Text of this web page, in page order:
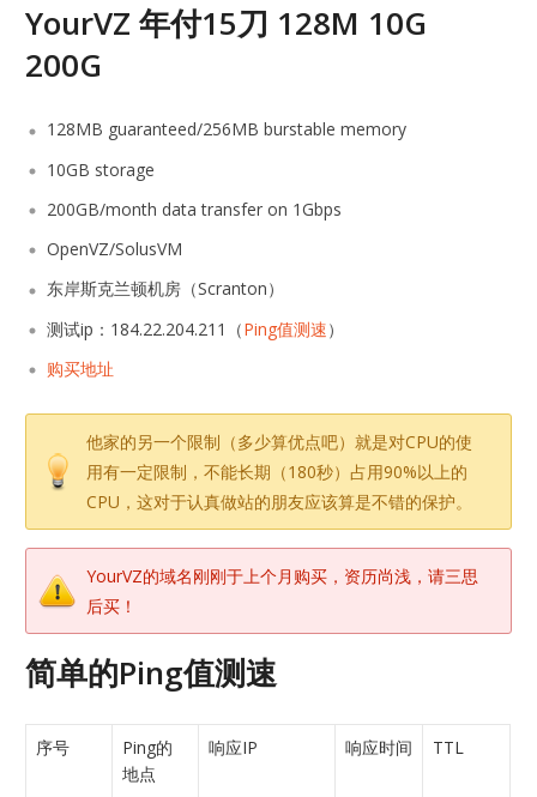
YourVZ 年付15刀 128M 10G
200G
128MB guaranteed/256MB burstable memory
10GB storage
200GB/month data transfer on 1Gbps
OpenVZ/SolusVM
东岸斯克兰顿机房（Scranton）
测试ip：184.22.204.211（Ping值测速）
购买地址
他家的另一个限制（多少算优点吧）就是对CPU的使
用有一定限制，不能长期（180秒）占用90%以上的
CPU，这对于认真做站的朋友应该算是不错的保护。
YourVZ的域名刚刚于上个月购买，资历尚浅，请三思
后买！
简单的Ping值测速
序号
Ping的
地点
响应IP 响应时间 TTL